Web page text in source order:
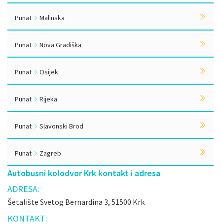
Punat Malinska
Punat Nova Gradiška
Punat Osijek
Punat Rijeka
Punat Slavonski Brod
Punat Zagreb
Autobusni kolodvor Krk kontakt i adresa
ADRESA:
Šetalište Svetog Bernardina 3, 51500 Krk
KONTAKT: